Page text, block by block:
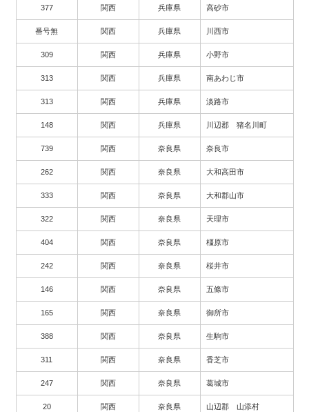
377 関西 兵庫県 高砂市
番号無 関西 兵庫県 川西市
309 関西 兵庫県 小野市
313 関西 兵庫県 南あわじ市
313 関西 兵庫県 淡路市
148 関西 兵庫県 川辺郡 猪名川町
739 関西 奈良県 奈良市
262 関西 奈良県 大和高田市
333 関西 奈良県 大和郡山市
322 関西 奈良県 天理市
404 関西 奈良県 橿原市
242 関西 奈良県 桜井市
146 関西 奈良県 五條市
165 関西 奈良県 御所市
388 関西 奈良県 生駒市
311 関西 奈良県 香芝市
247 関西 奈良県 葛城市
20 関西 奈良県 山辺郡 山添村